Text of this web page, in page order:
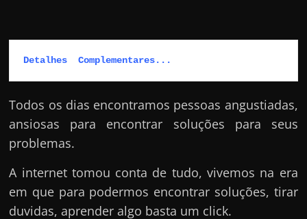
Detalhes  Complementares...
Todos os dias encontramos pessoas angustiadas,
ansiosas para encontrar soluções para seus
problemas.
A internet tomou conta de tudo, vivemos na era
em que para podermos encontrar soluções, tirar
duvidas, aprender algo basta um click.